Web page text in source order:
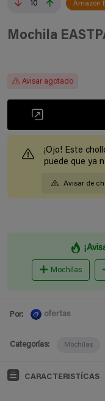
10 Amazon
Mochila
Avisar agotado
¡Ojo! Este
puede que ya
Avisar de
Mochilas
Por: ofertas
Categorías: Mochilas
CARACTERISTÍCAS